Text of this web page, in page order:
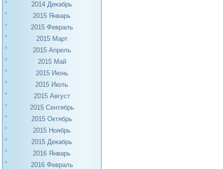
2014 Декабрь
2015 Январь
2015 Февраль
2015 Март
2015 Апрель
2015 Май
2015 Июнь
2015 Июль
2015 Август
2015 Сентябрь
2015 Октябрь
2015 Ноябрь
2015 Декабрь
2016 Январь
2016 Февраль